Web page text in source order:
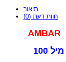
תיאור
חוות דעת (0)
AMBAR